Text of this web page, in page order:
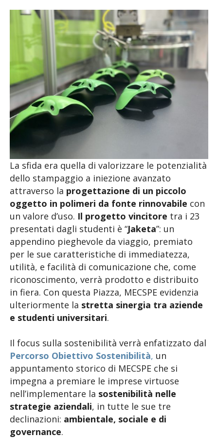
La sfida era quella di valorizzare le potenzialità
dello stampaggio a iniezione avanzato
attraverso la progettazione di un piccolo
oggetto in polimeri da fonte rinnovabile con
un valore d’uso. Il progetto vincitore tra i 23
presentati dagli studenti è “Jaketa”: un
appendino pieghevole da viaggio, premiato
per le sue caratteristiche di immediatezza,
utilità, e facilità di comunicazione che, come
riconoscimento, verrà prodotto e distribuito
in fiera. Con questa Piazza, MECSPE evidenzia
ulteriormente la stretta sinergia tra aziende
e studenti universitari.
Il focus sulla sostenibilità verrà enfatizzato dal
Percorso Obiettivo Sostenibilità, un
appuntamento storico di MECSPE che si
impegna a premiare le imprese virtuose
nell’implementare la sostenibilità nelle
strategie aziendali, in tutte le sue tre
declinazioni: ambientale, sociale e di
governance.